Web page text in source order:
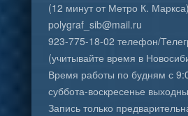
(12 минут от Метро К. Маркса)
polygraf_sib@mail.ru
923-775-18-02 телефон/
(учитывайте время в
Время работы по будням с
суббота-воскресенье
Запись только